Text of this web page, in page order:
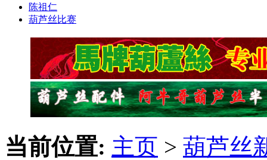
陈祖仁
葫芦丝比赛
当前位置: 主页 > 葫芦丝